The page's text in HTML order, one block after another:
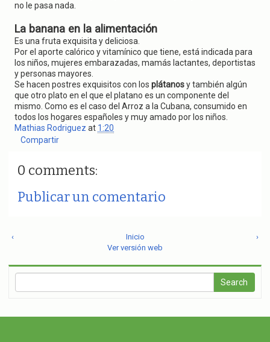
no le pasa nada.
La banana en la alimentación
Es una fruta exquisita y deliciosa.
Por el aporte calórico y vitamínico que tiene, está indicada para
los niños, mujeres embarazadas, mamás lactantes, deportistas
y personas mayores.
Se hacen postres exquisitos con los plátanosy también algún
que otro plato en el que el platano es un componente del
mismo. Como es el caso del Arroz a la Cubana, consumido en
todos los hogares españoles y muy amado por los niños.
Mathias Rodriguez at 1:20
Compartir
0 comments:
Publicar un comentario
‹ ›
Inicio
Ver versión web